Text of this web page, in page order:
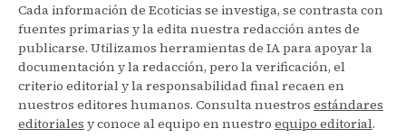
Cada información de Ecoticias se investiga, se contrasta con
fuentes primarias y la edita nuestra redacción antes de
publicarse. Utilizamos herramientas de IA para apoyar la
documentación y la redacción, pero la verificación, el
criterio editorial y la responsabilidad final recaen en
nuestros editores humanos. Consulta nuestros estándares
editoriales y conoce al equipo en nuestro equipo editorial.